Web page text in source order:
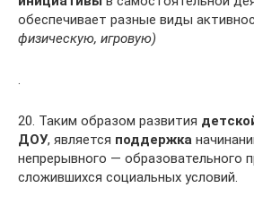
обеспечивает разные виды
физическую, игровую)
.
20. Таким образом развития
ДОУ, является поддержка
непрерывного — образовательного
сложившихся социальных условий.